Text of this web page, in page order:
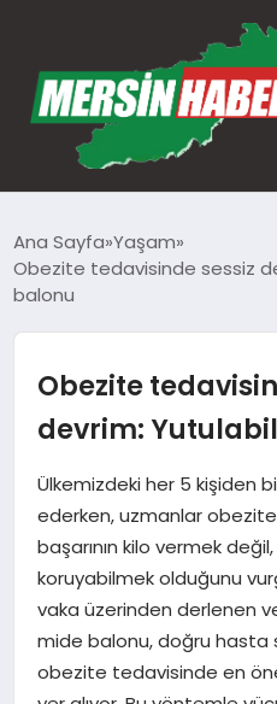
GÜNDEM
TEKNOLOJI
SPOR
YAŞAM
EĞITIM
Ana Sayfa Yaşam
Obezite tedavisinde sessiz
balonu
Obezite
devrim:
Ülkemizdeki her 5 kişiden
ederken, uzmanlar
başarının kilo vermek
koruyabilmek olduğunu
vaka üzerinden derlenen
mide balonu, doğru hasta
obezite tedavisinde en